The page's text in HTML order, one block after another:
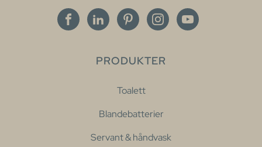
PRODUKTER
Toalett
Blandebatterier
Servant & håndvask